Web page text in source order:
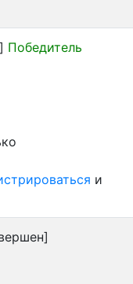
Победитель
и